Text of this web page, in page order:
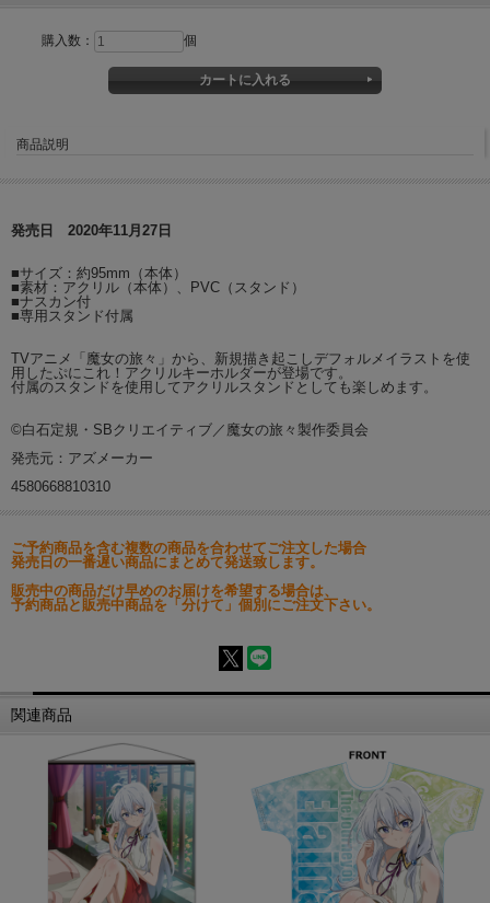
購入数： 個
商品説明
発売日 2020年11月27日
■サイズ：約95mm（本体）
■素材：アクリル（本体）、PVC（スタンド）
■ナスカン付
■専用スタンド付属
TVアニメ「魔女の旅々」から、新規描き起こしデフォルメイラストを使
用したぷにこれ！アクリルキーホルダーが登場です。
付属のスタンドを使用してアクリルスタンドとしても楽しめます。
©白石定規・SBクリエイティブ／魔女の旅々製作委員会
発売元：アズメーカー
4580668810310
ご予約商品を含む複数の商品を合わせてご注文した場合
発売日の一番遅い商品にまとめて発送致します。
販売中の商品だけ早めのお届けを希望する場合は、
予約商品と販売中商品を「分けて」個別にご注文下さい。
関連商品